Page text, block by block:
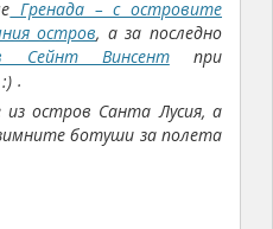
Гренада – с островите
остров, а за последно
Сейнт Винсентпри
.
остров Санта Лусия, а
ботуши за полета